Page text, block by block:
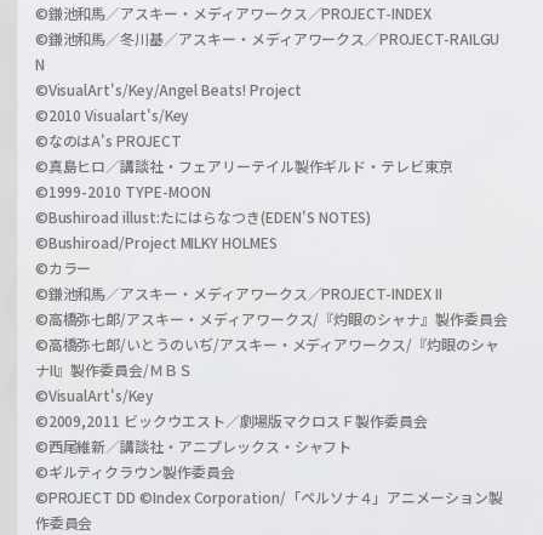
©鎌池和馬／アスキー・メディアワークス／PROJECT-INDEX
©鎌池和馬／冬川基／アスキー・メディアワークス／PROJECT-RAILGU
N
©VisualArt's/Key/Angel Beats! Project
©2010 Visualart's/Key
©なのはA's PROJECT
©真島ヒロ／講談社・フェアリーテイル製作ギルド・テレビ東京
©1999-2010 TYPE-MOON
©Bushiroad illust:たにはらなつき(EDEN'S NOTES)
©Bushiroad/Project MILKY HOLMES
©カラー
©鎌池和馬／アスキー・メディアワークス／PROJECT-INDEX II
©高橋弥七郎/アスキー・メディアワークス/『灼眼のシャナ』製作委員会
©高橋弥七郎/いとうのいぢ/アスキー・メディアワークス/『灼眼のシャ
ナII』製作委員会/ＭＢＳ
©VisualArt's/Key
©2009,2011 ビックウエスト／劇場版マクロスＦ製作委員会
©西尾維新／講談社・アニプレックス・シャフト
©ギルティクラウン製作委員会
©PROJECT DD ©Index Corporation/「ペルソナ４」アニメーション製
作委員会